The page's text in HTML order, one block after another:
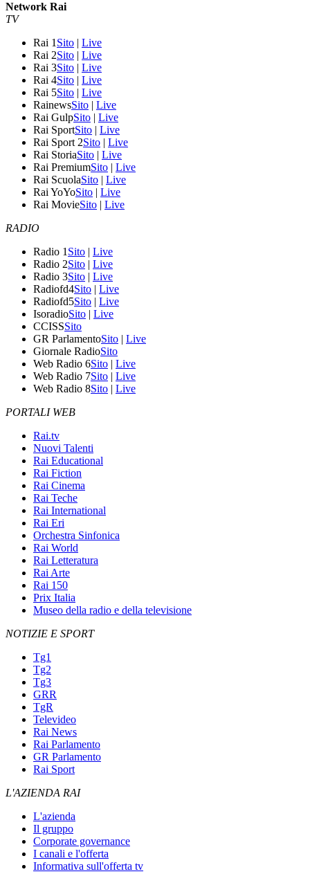
Network Rai
TV
Rai 1 Sito | Live
Rai 2Sito | Live
Rai 3Sito | Live
Rai 4Sito | Live
Rai 5Sito | Live
RainewsSito | Live
Rai GulpSito | Live
Rai SportSito | Live
Rai Sport 2Sito | Live
Rai StoriaSito | Live
Rai PremiumSito | Live
Rai ScuolaSito | Live
Rai YoYoSito | Live
Rai MovieSito | Live
RADIO
Radio 1 Sito | Live
Radio 2Sito | Live
Radio 3Sito | Live
Radiofd4Sito | Live
Radiofd5Sito | Live
IsoradioSito | Live
CCISSSito
GR ParlamentoSito | Live
Giornale RadioSito
Web Radio 6Sito | Live
Web Radio 7Sito | Live
Web Radio 8Sito | Live
PORTALI WEB
Rai.tv
Nuovi Talenti
Rai Educational
Rai Fiction
Rai Cinema
Rai Teche
Rai International
Rai Eri
Orchestra Sinfonica
Rai World
Rai Letteratura
Rai Arte
Rai 150
Prix Italia
Museo della radio e della televisione
NOTIZIE E SPORT
Tg1
Tg2
Tg3
GRR
TgR
Televideo
Rai News
Rai Parlamento
GR Parlamento
Rai Sport
L'AZIENDA RAI
L'azienda
Il gruppo
Corporate governance
I canali e l'offerta
Informativa sull'offerta tv